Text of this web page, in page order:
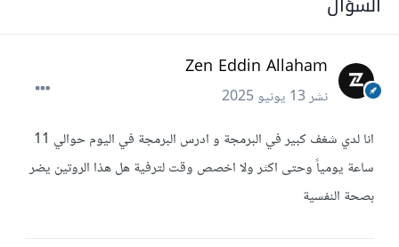
Zen Eddin Allaham
نشر13 يونيو 2025
انا لدي شغف كبير في البرمجة و ادرس البرمجة في اليوم حوالي 11
ساعة يومياً وحتى اكثر ولا اخصص وقت لترفية هل هذا الروتين يضر
بصحة النفسية